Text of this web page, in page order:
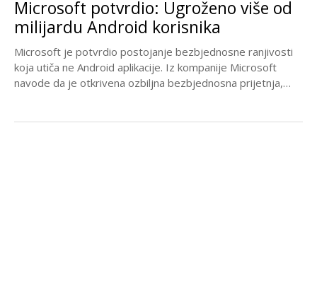
Microsoft potvrdio: Ugroženo više od
milijardu Android korisnika
Microsoft je potvrdio postojanje bezbjednosne ranjivosti
koja utiča ne Android aplikacije. Iz kompanije Microsoft
navode da je otkrivena ozbiljna bezbjednosna prijetnja,